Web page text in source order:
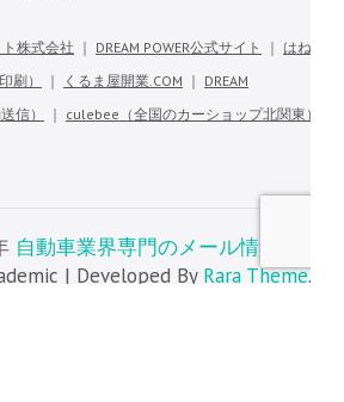
株式会社 ｜ DREAM POWER公式サイト ｜ はねつ
刷）
｜ くるま屋開業.COM ｜ DREAM
信）
｜ culebee（全国のカーショップ北関東）
自動車業界専門のメール情報配信
| Developed By Rara Theme.